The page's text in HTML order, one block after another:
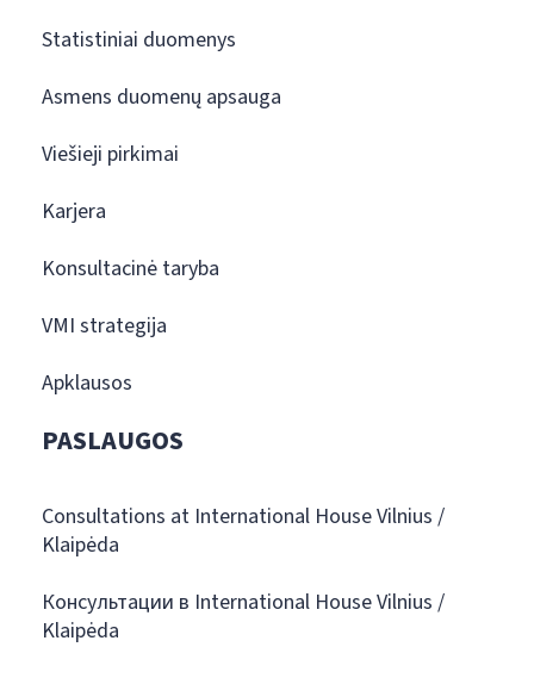
Statistiniai duomenys
Asmens duomenų apsauga
Viešieji pirkimai
Karjera
Konsultacinė taryba
VMI strategija
Apklausos
PASLAUGOS
Consultations at International House Vilnius /
Klaipėda
Консультации в International House Vilnius /
Klaipėda